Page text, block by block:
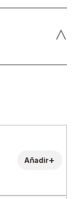
˄
Añadir+